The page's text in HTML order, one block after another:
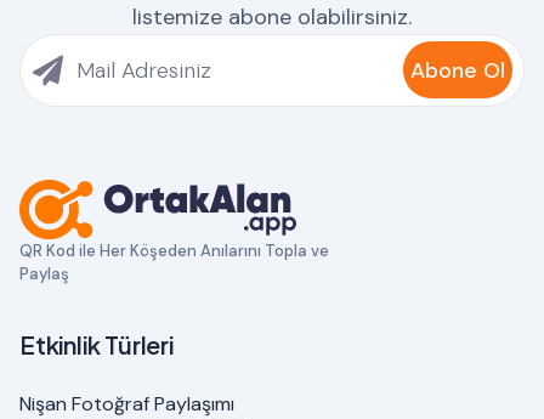
listemize abone olabilirsiniz.
Abone Ol
QR Kod ile Her Köşeden Anılarını Topla ve
Paylaş
Etkinlik Türleri
Nişan Fotoğraf Paylaşımı